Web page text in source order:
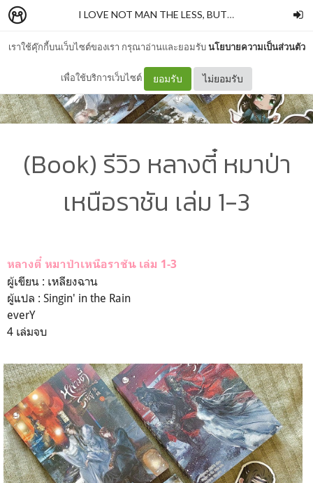
เราใช้คุ๊กกี้บนเว็บไซต์ของเรา กรุณาอ่านและยอมรับนโยบายความเป็นส่วนตัว
เพื่อใช้บริการเว็บไซต์ ยอมรับ ไม่ยอมรับ
I LOVE NOT MAN THE LESS, BUT BOOKS MORE PT. II
(Book) รีวิว หลางตี๋ หมาป่า
เหนือราชัน เล่ม 1-3
หลางตี๋ หมาป่าเหนือราชัน เล่ม 1-3
ผู้เขียน : เหลียงฉาน
ผู้แปล : Singin' in the Rain
everY
4 เล่มจบ